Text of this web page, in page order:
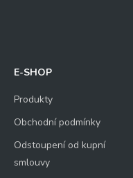
E-SHOP
Produkty
Obchodní podmínky
Odstoupení od kupní
smlouvy